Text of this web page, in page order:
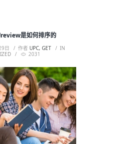
是如何排序的
日 作者 UPC, GET
IN
2031